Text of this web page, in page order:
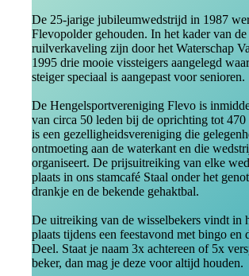
De 25-jarige jubileumwedstrijd in 1987
Flevopolder gehouden. In het kader van de
ruilverkaveling zijn door het Waterschap
1995 drie mooie vissteigers aangelegd
steiger speciaal is aangepast voor senioren.
De Hengelsportvereniging Flevo is
van circa 50 leden bij de oprichting tot
is een gezelligheidsvereniging die
ontmoeting aan de waterkant en die
organiseert. De prijsuitreiking van elke
plaats in ons stamcafé Staal onder het
drankje en de bekende gehaktbal.
De uitreiking van de wisselbekers vindt in
plaats tijdens een feestavond met bingo en
Deel. Staat je naam 3x achtereen of 5x
beker, dan mag je deze voor altijd houden.